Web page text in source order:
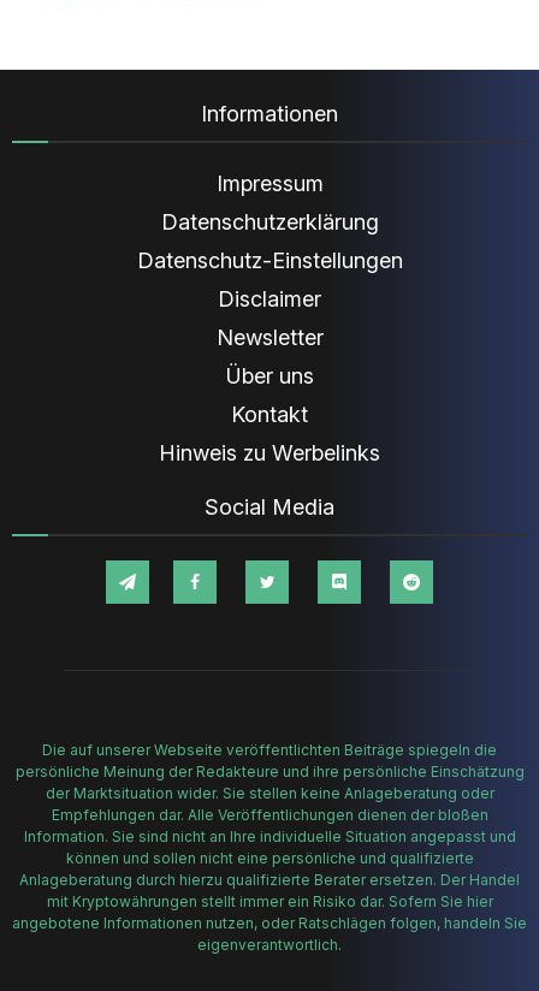
Informationen
Impressum
Datenschutzerklärung
Datenschutz-Einstellungen
Disclaimer
Newsletter
Über uns
Kontakt
Hinweis zu Werbelinks
Social Media
Die auf unserer Webseite veröffentlichten Beiträge spiegeln die
persönliche Meinung der Redakteure und ihre persönliche Einschätzung
der Marktsituation wider. Sie stellen keine Anlageberatung oder
Empfehlungen dar. Alle Veröffentlichungen dienen der bloßen
Information. Sie sind nicht an Ihre individuelle Situation angepasst und
können und sollen nicht eine persönliche und qualifizierte
Anlageberatung durch hierzu qualifizierte Berater ersetzen. Der Handel
mit Kryptowährungen stellt immer ein Risiko dar. Sofern Sie hier
angebotene Informationen nutzen, oder Ratschlägen folgen, handeln Sie
eigenverantwortlich.